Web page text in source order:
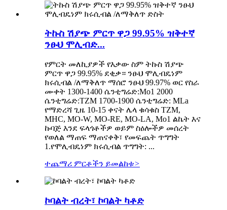
ትኩስ ሽያጭ ምርጥ ዋጋ 99.95% ዝቅተኛ
ንፁህ ሞሊብድ...
የምርት መለኪያዎች የእቃው ስም ትኩስ ሽያጭ
ምርጥ ዋጋ 99.95% ደቂቃ። ንፁህ ሞሊብዴነም
ክሩሲብል /ለማቅለጥ ማሰሮ ንፁህ 99.97% ወር የስራ
ሙቀት 1300-1400 ሴንቲግሬድ:Mo1 2000
ሴንቲግሬድ:TZM 1700-1900 ሴንቲግሬድ: MLa
የማድረሻ ጊዜ 10-15 ቀናት ሌላ ቁሳቁስ TZM,
MHC, MO-W, MO-RE, MO-LA, Mo1 ልኬት እና
ኩባጅ እንደ ፍላጎቶችዎ ወይም ስዕሎችዎ መሰረት
የወለል ማጠፍ ማጠናቀቅ፣ የመፍጨት ጥግግት
1.የሞሊብዴነም ክሩሲብል ጥግግት: ...
ተጨማሪ ምርቶችን ይመልከቱ>
ኮባልት ብረት፣ ኮባልት ካቶድ